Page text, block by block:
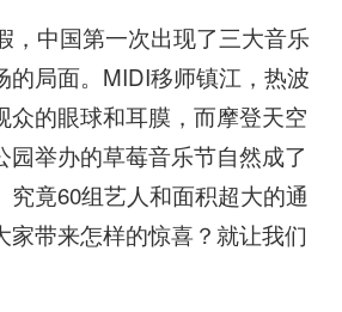
，中国第一次出现了三大音乐
的局面。MIDI移师镇江，热波
众的眼球和耳膜，而摩登天空
园举办的草莓音乐节自然成了
究竟60组艺人和面积超大的通
家带来怎样的惊喜？就让我们